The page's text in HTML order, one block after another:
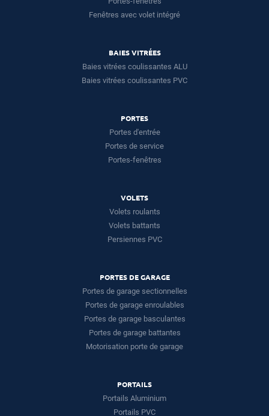
Fenêtres avec volet intégré
BAIES VITRÉES
Baies vitrées coulissantes ALU
Baies vitrées coulissantes PVC
PORTES
Portes d'entrée
Portes de service
Portes-fenêtres
VOLETS
Volets roulants
Volets battants
Persiennes PVC
PORTES DE GARAGE
Portes de garage sectionnelles
Portes de garage enroulables
Portes de garage basculantes
Portes de garage battantes
Motorisation porte de garage
PORTAILS
Portails Aluminium
Portails PVC